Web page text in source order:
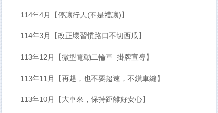
114年4月【停讓行人(不是禮讓)】
114年3月【改正壞習慣路口不切西瓜】
113年12月【微型電動二輪車_掛牌宣導】
113年11月【再趕，也不要超速，不鑽車縫】
113年10月【大車來，保持距離好安心】